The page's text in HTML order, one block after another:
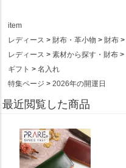
item
レディース
財布・革小物 財布
レディース
素材から探す・財布
ギフト
名入れ
特集ページ
2026年の開運日
最近閲覧した商品